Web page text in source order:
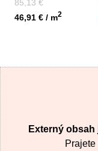
Pred zľavou:
85,13 €
Unit price
46,91 € / m2
Externý